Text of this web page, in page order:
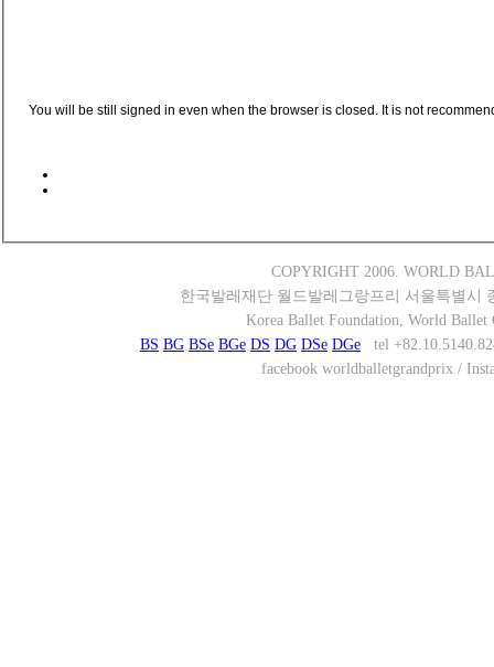
You will be still signed in even when the browser is closed. It is not
COPYRIGHT 2006. WORLD
한국발레재단 월드발레그랑프리 서울특별시
Korea Ballet Foundation, World
BS BG BSe BGe DS DG DSe DGe tel
facebook worldballetgrandprix /